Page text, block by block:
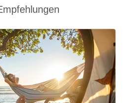
nicht veröffentlicht)
ich dieAGB.